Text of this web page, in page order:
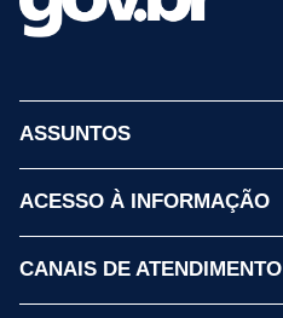
ASSUNTOS
ACESSO À INFORMAÇÃO
CANAIS DE ATENDIMENTO